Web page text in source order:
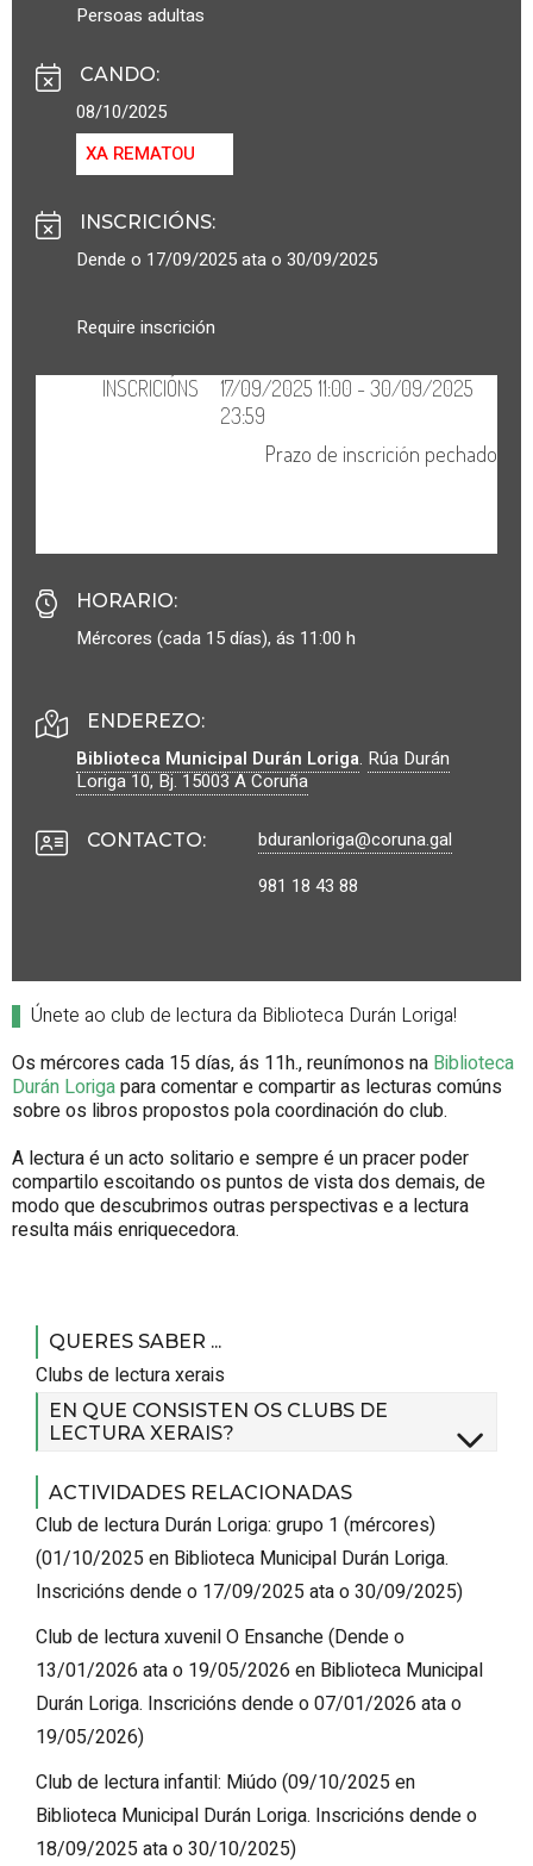
Persoas adultas
CANDO:
08/10/2025
XA REMATOU
INSCRICIÓNS:
Dende o 17/09/2025 ata o 30/09/2025
Require inscrición
HORARIO:
Mércores (cada 15 días), ás 11:00 h
ENDEREZO:
Biblioteca Municipal Durán Loriga. Rúa Durán
Loriga 10, Bj.15003A Coruña
CONTACTO:
bduranloriga@coruna.gal
981 18 43 88
Únete ao club de lectura da Biblioteca Durán Loriga!
Os mércores cada 15 días, ás 11h., reunímonos na Biblioteca
Durán Lorigapara comentar e compartir as lecturas comúns
sobre os libros propostos pola coordinación do club.
A lectura é un acto solitario e sempre é un pracer poder
compartilo escoitando os puntos de vista dos demais, de
modo que descubrimos outras perspectivas e a lectura
resulta máis enriquecedora.
QUERES SABER ...
Clubs de lectura xerais
EN QUE CONSISTEN OS CLUBS DE
LECTURA XERAIS?
ACTIVIDADES RELACIONADAS
Club de lectura Durán Loriga: grupo 1 (mércores)
(01/10/2025 en Biblioteca Municipal Durán Loriga.
Inscricións dende o 17/09/2025 ata o 30/09/2025)
Club de lectura xuvenil O Ensanche(Dende o
13/01/2026 ata o 19/05/2026 en Biblioteca Municipal
Durán Loriga. Inscricións dende o 07/01/2026 ata o
19/05/2026)
Club de lectura infantil: Miúdo(09/10/2025 en
Biblioteca Municipal Durán Loriga. Inscricións dende o
18/09/2025 ata o 30/10/2025)